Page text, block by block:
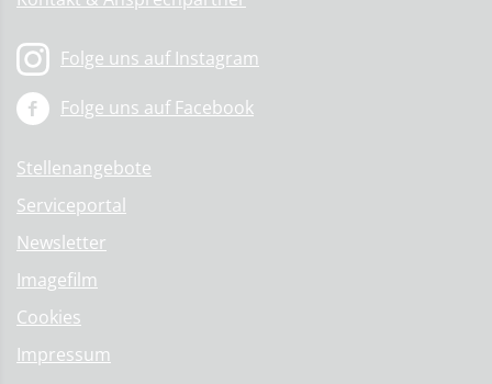
Folge uns auf Instagram
Folge uns auf Facebook
Stellenangebote
Serviceportal
Newsletter
Imagefilm
Cookies
Impressum